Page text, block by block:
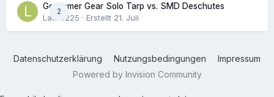
2
Gossamer Gear Solo Tarp vs. SMD Deschutes
Laure225 · Erstellt 21. Juli
Datenschutzerklärung Nutzungsbedingungen
Impressum
Powered by Invision Community